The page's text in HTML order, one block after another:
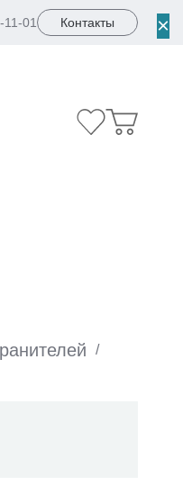
01 Контакты ×
/